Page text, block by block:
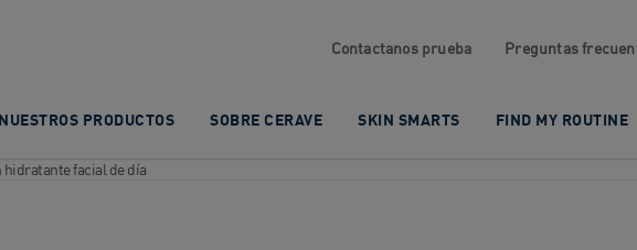
Contactanos prueba Preguntas
NUESTROS PRODUCTOS SOBRE CERAVE SKIN SMARTS FIND MY ROUTINE
hidratante facial de día